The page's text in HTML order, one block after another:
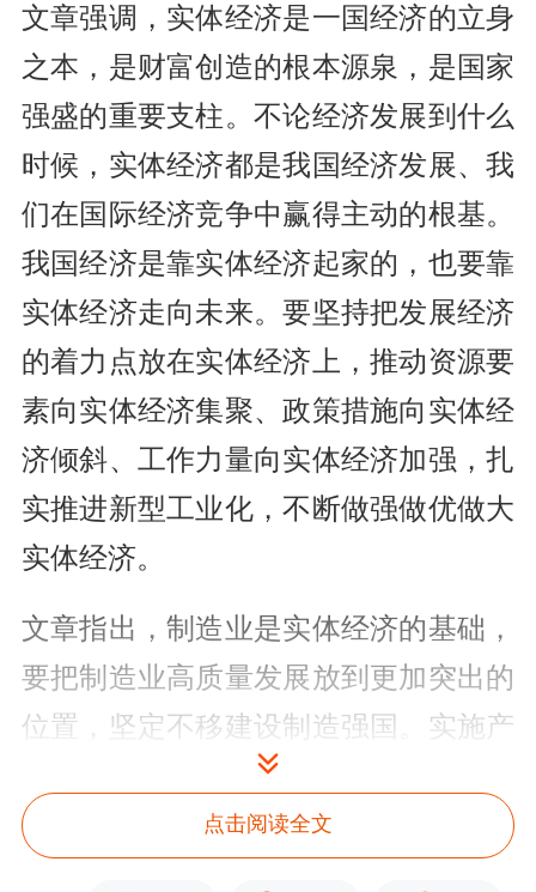
文章强调，实体经济是一国经济的立身
之本，是财富创造的根本源泉，是国家
强盛的重要支柱。不论经济发展到什么
时候，实体经济都是我国经济发展、我
们在国际经济竞争中赢得主动的根基。
我国经济是靠实体经济起家的，也要靠
实体经济走向未来。要坚持把发展经济
的着力点放在实体经济上，推动资源要
素向实体经济集聚、政策措施向实体经
济倾斜、工作力量向实体经济加强，扎
实推进新型工业化，不断做强做优做大
实体经济。
文章指出，制造业是实体经济的基础，
要把制造业高质量发展放到更加突出的
位置，坚定不移建设制造强国。实施产
业基础再造工程和重大技术装备攻关工
程，支持专精特新企业发展，推动制造
点击阅读全文